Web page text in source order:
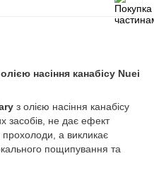
насіння канабісу Nuei
з олією насіння канабісу
засобів, не дає ефект
прохолоди, а викликає
пощипування та